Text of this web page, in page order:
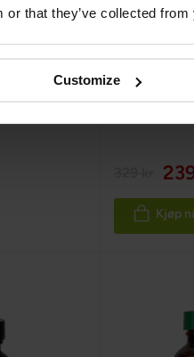
or that they’ve collected
Customize
NAC (N-
Greatlife, 60
Kjøp